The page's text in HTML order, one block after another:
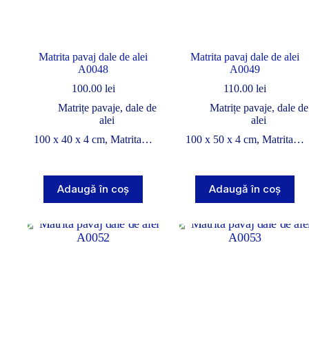
Matrita pavaj dale de alei
A0048
100.00 lei
Matrițe pavaje, dale de
alei
100 x 40 x 4 cm, Matrita…
Adaugă în coș
Matrita pavaj dale de alei
A0049
110.00lei
Matrițe pavaje, dale de
alei
100 x 50 x 4 cm, Matrita…
Adaugă în coș